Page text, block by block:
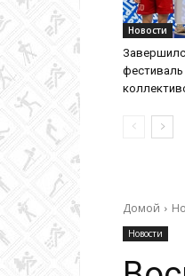
Новости